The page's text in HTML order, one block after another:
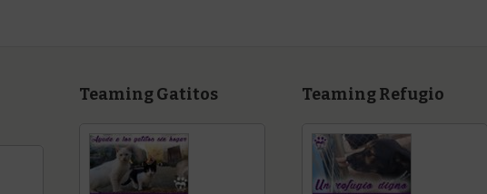
Teaming Gatitos Teaming Refugio